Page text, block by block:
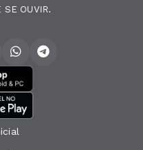
SE OUVIR.